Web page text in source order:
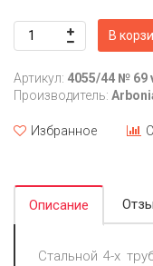
В
Артикул: 4055/44 № 69
Производитель:
Избранное
Описание
Стальной 4-х